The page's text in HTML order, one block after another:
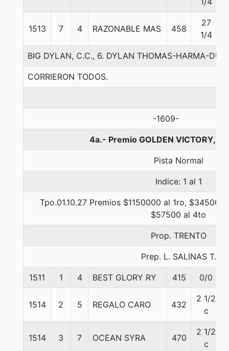
1513 7 4 RAZONABLE MAS 458
27
1/4
BIG DYLAN, C.C., 6. DYLAN THOMAS-HARMA-
CORRIERON TODOS.
-1609-
4a.- Premio GOLDEN VICTORY,
Pista Normal
Indice: 1 al 1
Tpo.01.10.27 Premios $1150000 al 1ro,
$57500 al 4to
Prop. TRENTO
Prep. L. SALINAS T.
1511 1 4 BEST GLORY RY 415 0/0
1514 2 5 REGALO CARO 432
2 1/2
c
1514 3 7 OCEAN SYRA 470
2 1/2
c